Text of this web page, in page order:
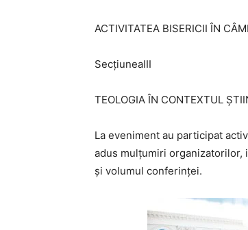
ACTIVITATEA BISERICII ÎN
SecţiuneaIII
TEOLOGIA ÎN CONTEXTUL
La eveniment au participat
adus mulţumiri organizatorilor,
și volumul conferinţei.